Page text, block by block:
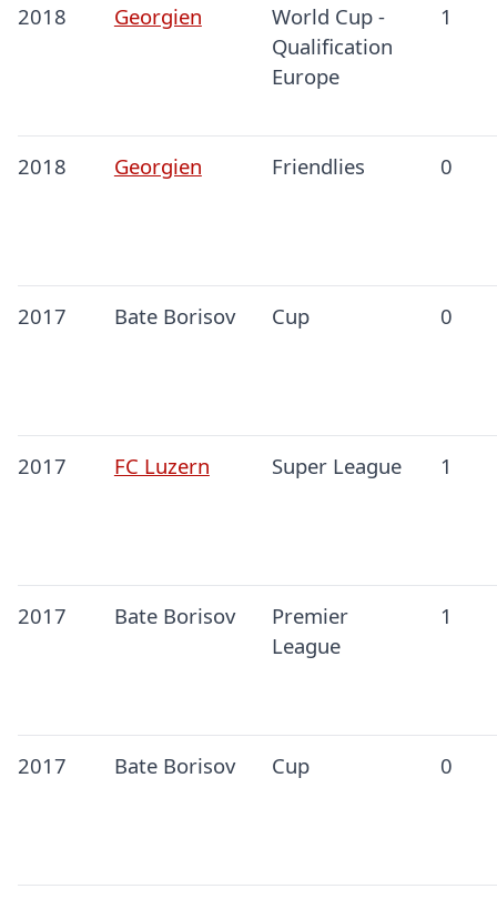
2018 Georgien
World Cup -
Qualification
Europe
1
2018 Georgien Friendlies 0
2017 Bate Borisov Cup 0
2017 FC Luzern Super League 1
2017 Bate Borisov
Premier
League
1
2017 Bate Borisov Cup 0